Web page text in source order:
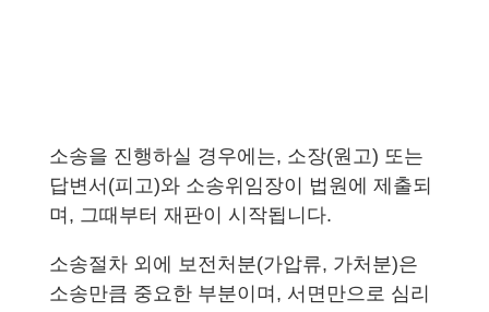
소송을 진행하실 경우에는, 소장(원고) 또는
답변서(피고)와 소송위임장이 법원에 제출되
며, 그때부터 재판이 시작됩니다.
소송절차 외에 보전처분(가압류, 가처분)은
소송만큼 중요한 부분이며, 서면만으로 심리